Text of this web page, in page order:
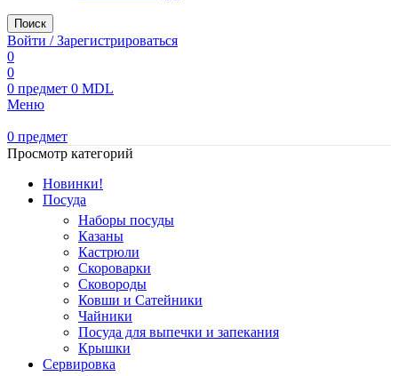
Поиск
Войти / Зарегистрироваться
0
0
0 предмет 0 MDL
Меню
0 предмет
Просмотр категорий
Новинки!
Посуда
Наборы посуды
Казаны
Кастрюли
Скороварки
Сковороды
Ковши и Сатейники
Чайники
Посуда для выпечки и запекания
Крышки
Сервировка